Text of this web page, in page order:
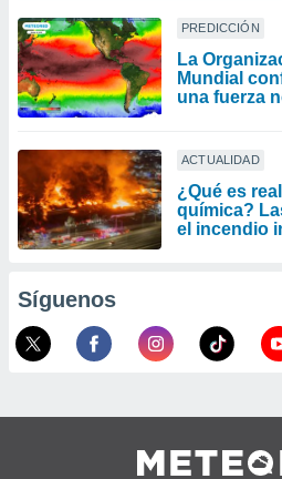
PREDICCIÓN
La
Mundial
una fuerza
ACTUALIDAD
¿Qué es
química?
el incendio
Síguenos